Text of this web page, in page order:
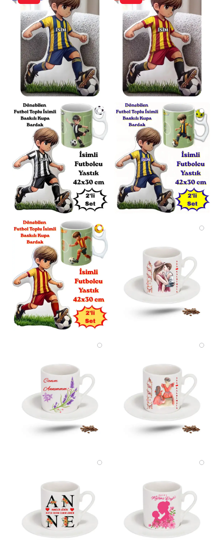
Ölçü Toleransı:Üretim süreçlerinden kaynaklı
olarak tüm ölçülerde± 1-2cmfarklılık
görülebilir.
Renk Varyasyonu:İç battaniye rengi, stok
durumuna göre farklılık gösterebilir.Genel
olarak standart Bej’dir.
Destek:Her türlü sorunuz için dilediğiniz
zaman “Satıcıya Sor” bölümünden anlık bilgi
alabilirsiniz.
Sosyal Sorumluluk Bilinciyle Üretildi
Bu ürünü tercih ederek, üretimini
gerçekleştiren birçok ev hanımının geçimini
sağlamasına destek olduğunuzu bilmenizi
isteriz. Bu değerli katkınız için şimdiden
teşekkür ederiz.